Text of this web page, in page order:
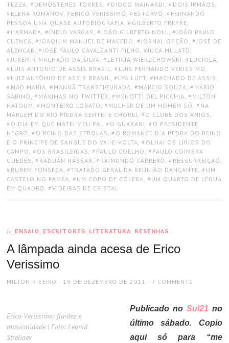
TEZZA, DEMÓSTENES TORRES , DIOGO MAINARDI , DOIS IRMÃOS ,
ELENA ROMANOV, ERICO VERISSIMO , ESTORVO , FERNANDO
PESSOA UMA QUASE AUTOBIOGRAFIA, GILBERTO FREYRE,
HARMADA, ÍNDIO VARGAS , JOÃO GILBERTO NOLL, JOÃO PAULO
CUENCA, JOAQUIM MANUEL DE MACEDO , JORNAL OPÇÃO , JOSÉ DE
ALENCAR, JOSÉ PAULO CAVALCANTI FILHO , JUCA MULATO ,
JUREMIR MACHADO DA SILVA, LETICIA WIERZCHOWSKI , LUCÍOLA,
LUIS ANTONIO DE ASSIS BRASIL, LUÍS FERNANDO VERISSIMO ,
LUIZ ANTÔNIO DE ASSIS BRASIL, LYA LUFT, MACHADO DE ASSIS ,
MAD MARIA, MANHÃ TRANSFIGURADA, MÁRCIO SOUZA, MÁRIO
SABINO , MÁXIMAS NO TWITTER, MENOTTI DEL PICCHIA, MILTON
HATOUM , MONTEIRO LOBATO , MULHER DE UM HOMEM SÓ , NA
MARGEM DO RIO PIEDRA SENTEI E CHOREI , O CLUBE DOS ANJOS ,
O DIA EM QUE MATEI MEU PAI , O GUARANI , O PRESIDENTE
NEGRO , O REINO DAS CEBOLAS , O ROMANCE D`A PEDRA DO REINO
E O PRÍNCIPE DE SANGUE DO VAI-E-VOLTA, OLHAI OS LÍRIOS DO
CAMPO , OS BRASILEIDAS , PAULO COELHO , PAULO COIMBRA
GUEDES , RADUAN NASSAR, RAIMUNDO CARRERO , RESSURREIÇÃO ,
RUBEM FONSECA, TRATADO GERAL DA REUNIÃO DANÇANTE, UM
CASTELO NO PAMPA, UM COPO DE CÓLERA, UM QUARTO DE LÉGUA
EM QUADRO , VIDEIRAS DE CRISTAL
In ENSAIO , ESCRITORES, LITERATURA, RESENHAS
A lâmpada ainda acesa de Erico
Verissimo
AUTHOR
MILTON RIBEIRO
POSTED
19 DE DEZEMBRO DE 2011 7 COMMENTS
Erico Verissimo: fluidez e
musicalidade | Foto: Leonid
Streliaev
Publicado no Sul21 no
último sábado. Copio
aqui só para “me